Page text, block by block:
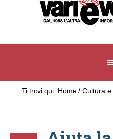
Ti trovi qui: Home / Cultura e